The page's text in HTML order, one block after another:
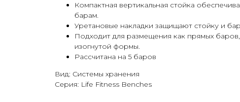
Компактная вертикальная стойка
барам.
Уретановые накладки защищают стойку и
Подходит для размещения как прямых
изогнутой формы.
Рассчитана на 5 баров
Вид: Системы хранения
Серия: Life Fitness Benches